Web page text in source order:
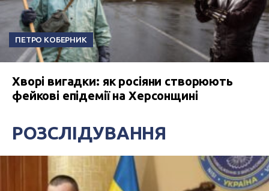
ПЕТРО КОБЕРНИК
Хворі вигадки: як росіяни створюють
фейкові епідемії на Херсонщині
РОЗСЛІДУВАННЯ